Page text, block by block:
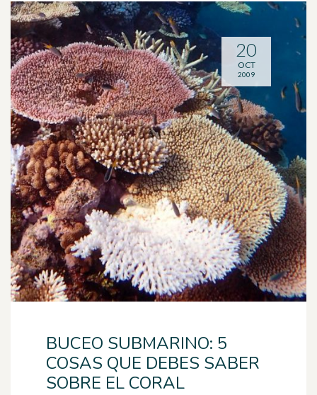
BUCEO SUBMARINO: 5
COSAS QUE DEBES SABER
SOBRE EL CORAL
20
OCT
2009